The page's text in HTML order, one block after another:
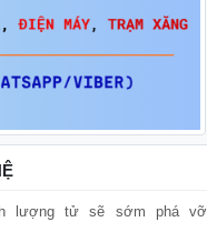
lượng tử sẽ sớm phá vỡ